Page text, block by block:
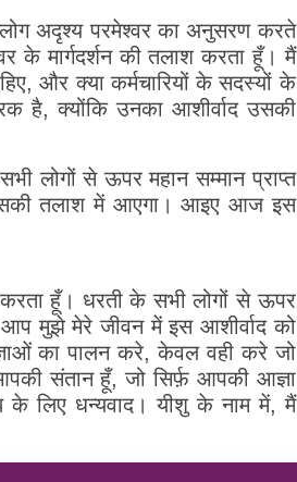
अदृश्य परमेश्वर का अनुसरण करते
मार्गदर्शन की तलाश करता हूँ। मैं
और क्या कर्मचारियों के सदस्यों के
है, क्योंकि उनका आशीर्वाद उसकी
लोगों से ऊपर महान सम्मान प्राप्त
इसकी तलाश में आएगा। आइए आज इस
हूँ। धरती के सभी लोगों से ऊपर
मुझे मेरे जीवन में इस आशीर्वाद को
का पालन करे, केवल वही करे जो
संतान हूँ, जो सिर्फ़ आपकी आज्ञा
लिए धन्यवाद। यीशु के नाम में, मैं